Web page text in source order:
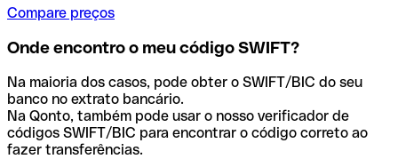
Compare preços
Onde encontro o meu código SWIFT?
Na maioria dos casos, pode obter o SWIFT/BIC do seu
banco no extrato bancário.
Na Qonto, também pode usar o nosso verificador de
códigos SWIFT/BIC para encontrar o código correto ao
fazer transferências.